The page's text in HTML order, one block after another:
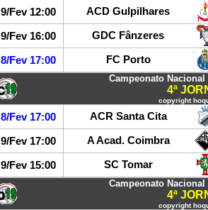
9/Fev 12:00 ACD Gulpilhares
9/Fev 16:00 GDC Fânzeres
8/Fev 17:00 FC Porto
Campeonato
4ª
copyright
8/Fev 17:00 ACR Santa Cita
9/Fev 17:00 A Acad. Coimbra
9/Fev 15:00 SC Tomar
Campeonato
4ª
copyright